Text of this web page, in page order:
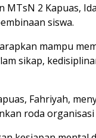
MTsN 2 Kapuas,
siswa.
mampu
sikap,
Fahriyah,
roda